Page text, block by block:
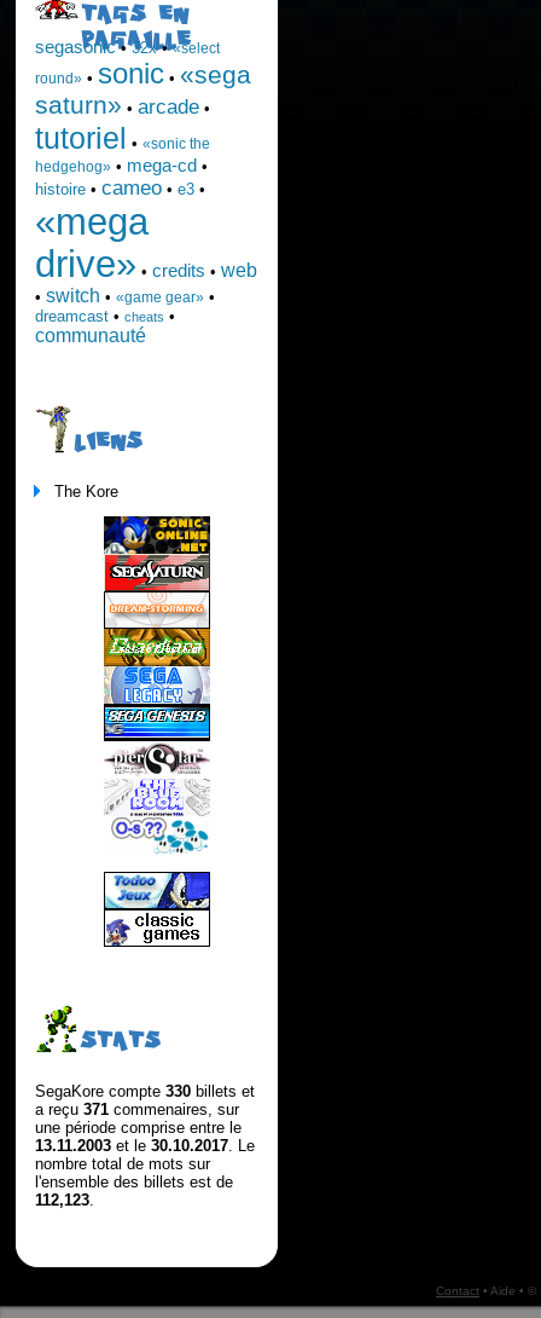
TAGS EN
PAGAILLE
segasonic•32x•«select
round»• sonic• «sega
saturn» • arcade•
tutoriel • «sonic the
hedgehog»• mega-cd •
histoire• cameo• e3•
«mega
drive» • credits • web
• switch • «game gear»•
dreamcast• cheats •
communauté
LIENS
The Kore
STATS
SegaKore compte 330billets et
a reçu 371commenaires, sur
une période comprise entre le
13.11.2003et le 30.10.2017. Le
nombre total de mots sur
l'ensemble des billets est de
112,123.
Contact• Aide • ©